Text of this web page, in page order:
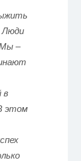
Люди
–
в
этом